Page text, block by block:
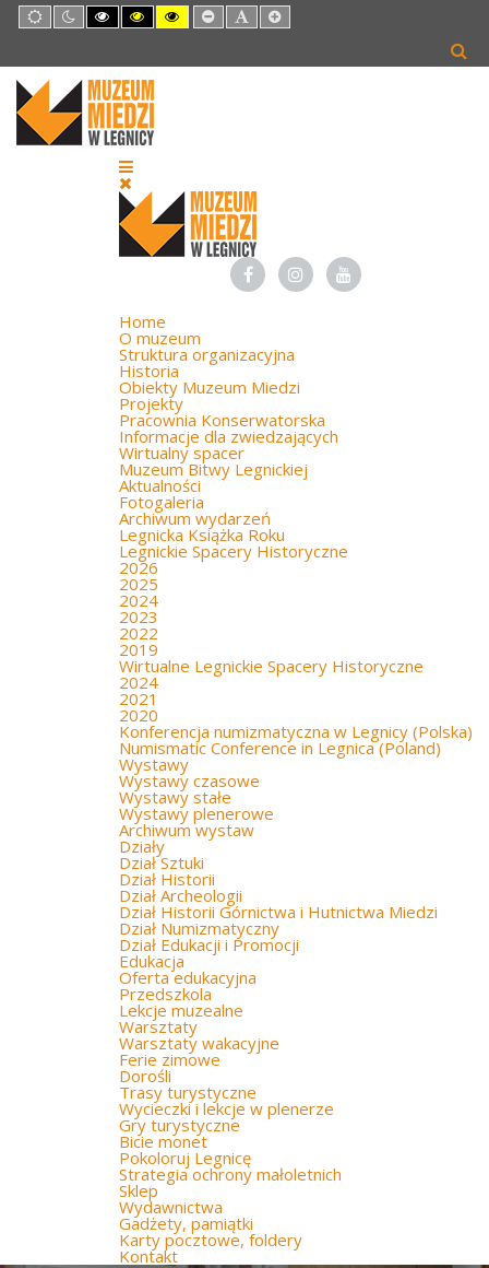
Default
mode
Night
mode
High
Contrast
mode
High
Contrast
mode
High
Contrast
mode
Set
Smaller
Set
Default
Set
Larger
Home
O muzeum
Struktura organizacyjna
Historia
Obiekty Muzeum Miedzi
Projekty
Pracownia Konserwatorska
Informacje dla zwiedzających
Wirtualny spacer
Muzeum Bitwy Legnickiej
Aktualności
Fotogaleria
Archiwum wydarzeń
Legnicka Książka Roku
Legnickie Spacery Historyczne
2026
2025
2024
2023
2022
2019
Wirtualne Legnickie Spacery Historyczne
2024
2021
2020
Konferencja numizmatyczna w Legnicy (Polska)
Numismatic Conference in Legnica (Poland)
Wystawy
Wystawy czasowe
Wystawy stałe
Wystawy plenerowe
Archiwum wystaw
Działy
Dział Sztuki
Dział Historii
Dział Archeologii
Dział Historii Górnictwa i Hutnictwa Miedzi
Dział Numizmatyczny
Dział Edukacji i Promocji
Edukacja
Oferta edukacyjna
Przedszkola
Lekcje muzealne
Warsztaty
Warsztaty wakacyjne
Ferie zimowe
Dorośli
Trasy turystyczne
Wycieczki i lekcje w plenerze
Gry turystyczne
Bicie monet
Pokoloruj Legnicę
Strategia ochrony małoletnich
Sklep
Wydawnictwa
Gadżety, pamiątki
Karty pocztowe, foldery
Kontakt